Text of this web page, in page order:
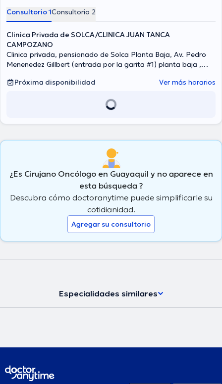
Consultorio 1Consultorio 2
Clinica Privada de SOLCA/CLINICA JUAN TANCA
CAMPOZANO
Clinica privada, pensionado de Solca Planta Baja, Av. Pedro
Menenedez Gillbert (entrada por la garita #1) planta baja ,
Próxima disponibilidad
Ver más horarios
¿Es Cirujano Oncólogo en Guayaquil y no aparece en
esta búsqueda ?
Descubra cómo doctoranytime puede simplificarle su
cotidianidad.
Agregar su consultorio
Especialidades similares